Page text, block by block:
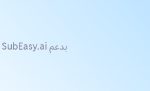
يدعم SubEasy.ai أكثر من 15 صيغة ملف فيديو بما في ذلك AVI وMOV وFLV وWMV وQT وMP4، بالإضافة إلى 100 لغة ولهجة ونبرة.